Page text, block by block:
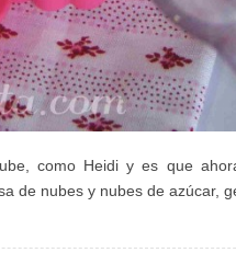
como Heidi y es que
de nubes y nubes de azúcar,